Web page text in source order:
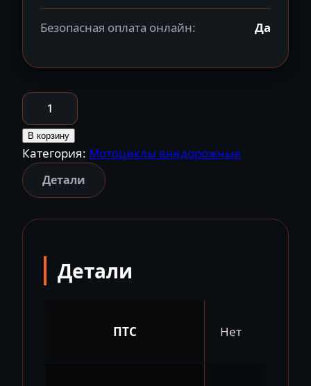
Безопасная оплата онлайн: Да
Количество
товара
Мотоцикл
кроссовый
эндуро
KAYO
R
В корзину
Категория: Мотоциклы внедорожные
Детали
Детали
ПТС Нет